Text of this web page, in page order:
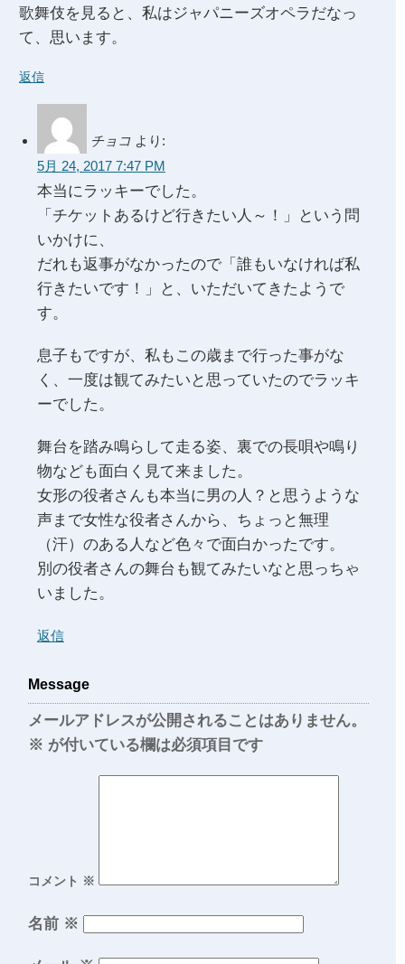
歌舞伎を見ると、私はジャパニーズオペラだなっ
て、思います。
返信
チョコ より:
5月 24, 2017 7:47 PM
本当にラッキーでした。
「チケットあるけど行きたい人～！」という問
いかけに、
だれも返事がなかったので「誰もいなければ私
行きたいです！」と、いただいてきたようで
す。
息子もですが、私もこの歳まで行った事がな
く、一度は観てみたいと思っていたのでラッキ
ーでした。
舞台を踏み鳴らして走る姿、裏での長唄や鳴り
物なども面白く見て来ました。
女形の役者さんも本当に男の人？と思うような
声まで女性な役者さんから、ちょっと無理
（汗）のある人など色々で面白かったです。
別の役者さんの舞台も観てみたいなと思っちゃ
いました。
返信
Message
メールアドレスが公開されることはありません。
※ が付いている欄は必須項目です
コメント ※
名前 ※